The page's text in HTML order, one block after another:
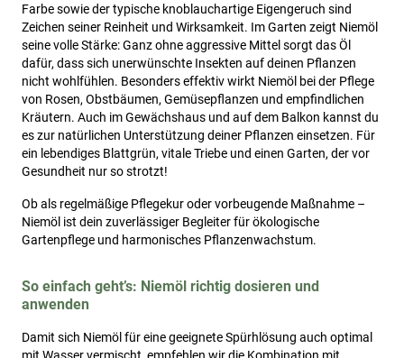
Farbe sowie der typische knoblauchartige Eigengeruch sind
Zeichen seiner Reinheit und Wirksamkeit. Im Garten zeigt Niemöl
seine volle Stärke: Ganz ohne aggressive Mittel sorgt das Öl
dafür, dass sich unerwünschte Insekten auf deinen Pflanzen
nicht wohlfühlen. Besonders effektiv wirkt Niemöl bei der Pflege
von Rosen, Obstbäumen, Gemüsepflanzen und empfindlichen
Kräutern. Auch im Gewächshaus und auf dem Balkon kannst du
es zur natürlichen Unterstützung deiner Pflanzen einsetzen. Für
ein lebendiges Blattgrün, vitale Triebe und einen Garten, der vor
Gesundheit nur so strotzt!
Ob als regelmäßige Pflegekur oder vorbeugende Maßnahme –
Niemöl ist dein zuverlässiger Begleiter für ökologische
Gartenpflege und harmonisches Pflanzenwachstum.
So einfach geht’s: Niemöl richtig dosieren und
anwenden
Damit sich Niemöl für eine geeignete Spürhlösung auch optimal